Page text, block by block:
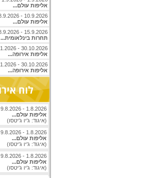
אליפות עולם...
10.9.2026 - 18.9.2026
אליפות עולם...
15.9.2026 - 28.9.2026
תחרות בינלאומית...
30.10.2026 - 10.11.2026
אליפות אירופה...
30.10.2026 - 10.11.2026
אליפות אירופה...
1.8.2026 - 9.8.2026
אליפות עולם...
(איגוד: ג'יו ג'יטסו)
1.8.2026 - 9.8.2026
אליפות עולם...
(איגוד: ג'יו ג'יטסו)
1.8.2026 - 9.8.2026
אליפות עולם...
(איגוד: ג'יו ג'יטסו)